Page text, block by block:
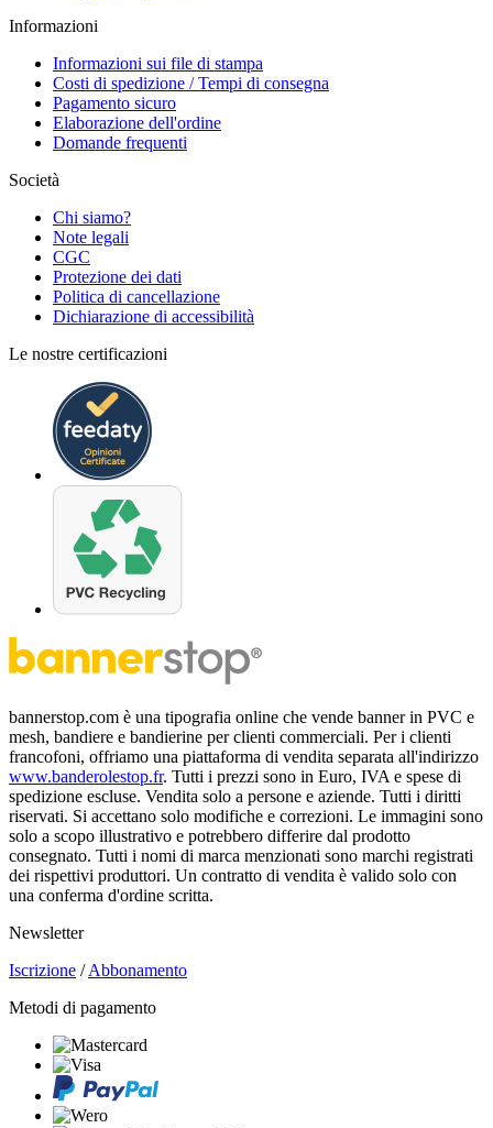
Informazioni
Informazioni sui file di stampa
Costi di spedizione / Tempi di consegna
Pagamento sicuro
Elaborazione dell'ordine
Domande frequenti
Società
Chi siamo?
Note legali
CGC
Protezione dei dati
Politica di cancellazione
Dichiarazione di accessibilità
Le nostre certificazioni
bannerstop.com è una tipografia online che vende banner in PVC e
mesh, bandiere e bandierine per clienti commerciali. Per i clienti
francofoni, offriamo una piattaforma di vendita separata all'indirizzo
www.banderolestop.fr. Tutti i prezzi sono in Euro, IVA e spese di
spedizione escluse. Vendita solo a persone e aziende. Tutti i diritti
riservati. Si accettano solo modifiche e correzioni. Le immagini sono
solo a scopo illustrativo e potrebbero differire dal prodotto
consegnato. Tutti i nomi di marca menzionati sono marchi registrati
dei rispettivi produttori. Un contratto di vendita è valido solo con
una conferma d'ordine scritta.
Newsletter
Iscrizione /Abbonamento
Metodi di pagamento